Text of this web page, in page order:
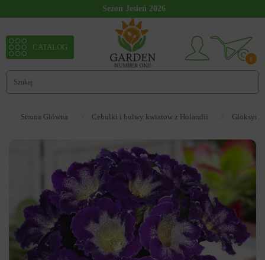
Sezon Jesień 2026
0
CATALOG
Strona Główna Cebulki i bulwy kwiatow z Holandii Gloksynia